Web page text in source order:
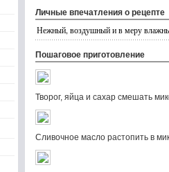
Личные впечатления о рецепте
Нежный, воздушный и в меру
Пошаговое приготовление
Творог, яйца и сахар смешать
Сливочное масло растопить в